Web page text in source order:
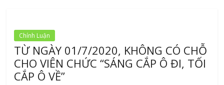
Chính Luận
TỪ NGÀY 01/7/2020, KHÔNG CÓ CHỖ
CHO VIÊN CHỨC “SÁNG CẮP Ô ĐI, TỐI
CẮP Ô VỀ”